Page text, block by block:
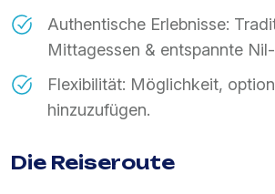
Authentische Erlebnisse:
Mittagessen & entspannte
Flexibilität: Möglichkeit,
hinzuzufügen.
Die Reiseroute